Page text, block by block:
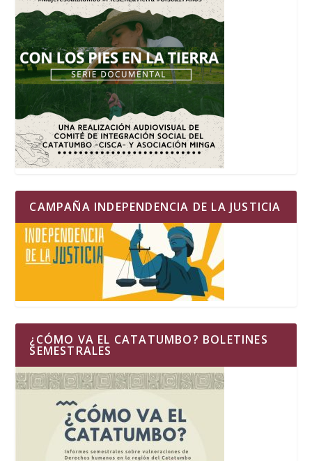
CAMPAÑA INDEPENDENCIA DE LA JUSTICIA
¿CÓMO VA EL CATATUMBO? BOLETINES
SEMESTRALES